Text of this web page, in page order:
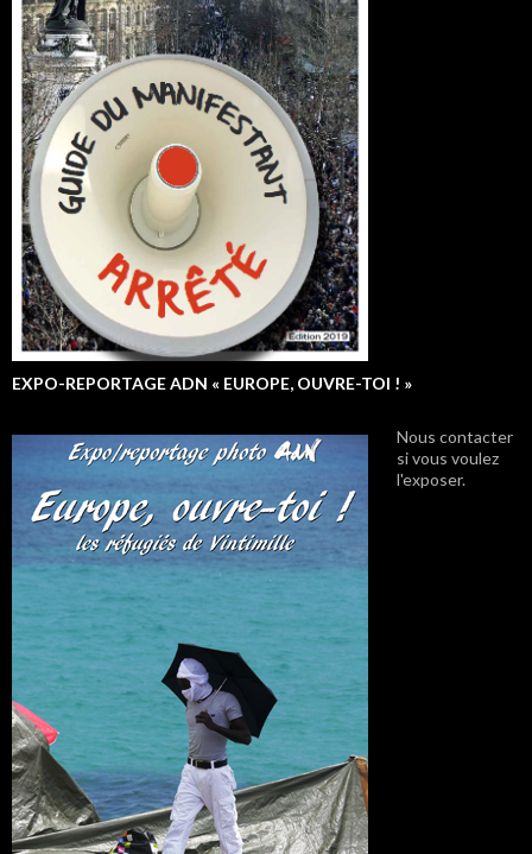
EXPO-REPORTAGE ADN « EUROPE, OUVRE-TOI ! »
Nous contacter
si vous voulez
l'exposer.